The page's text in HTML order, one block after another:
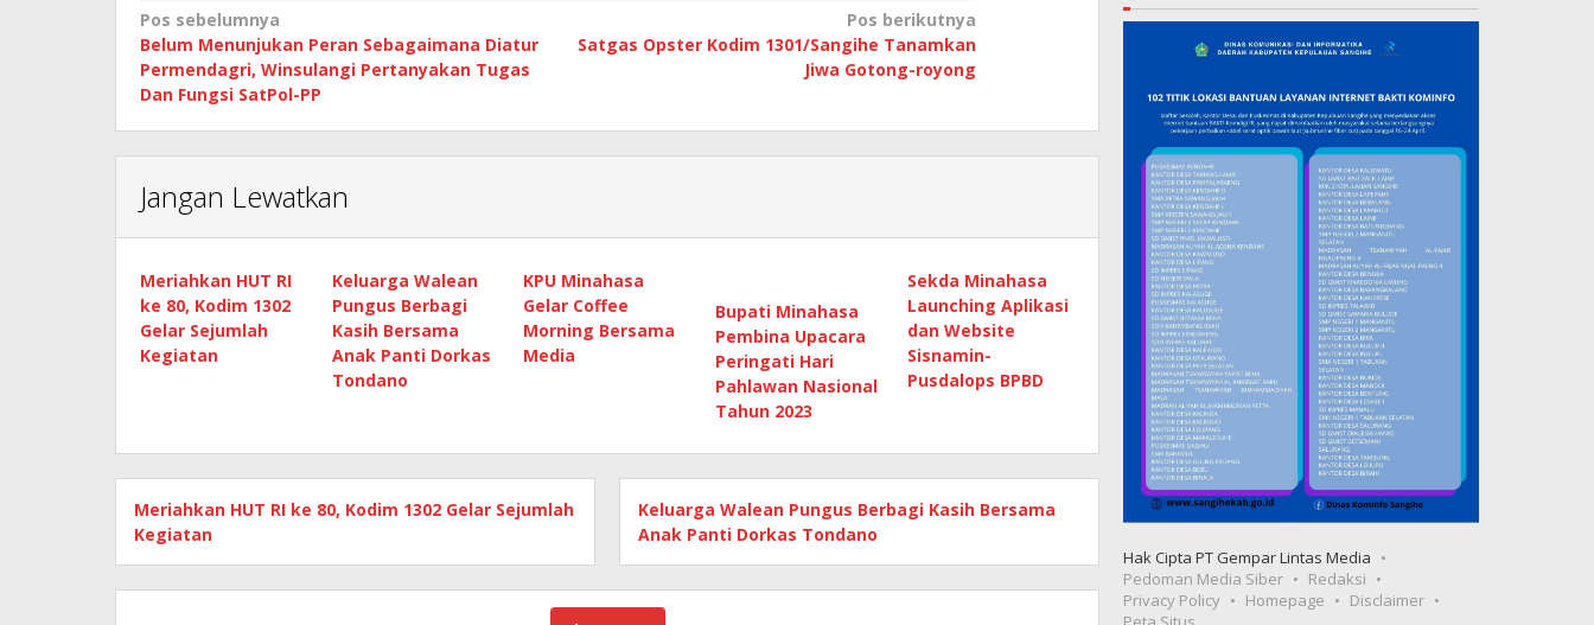
Navigasi
pos
Pos sebelumnya
Belum Menunjukan Peran Sebagaimana Diatur
Permendagri, Winsulangi Pertanyakan Tugas
Dan Fungsi SatPol-PP
Pos berikutnya
Satgas Opster Kodim 1301/Sangihe Tanamkan
Jiwa Gotong-royong
Jangan Lewatkan
Meriahkan HUT RI
ke 80, Kodim 1302
Gelar Sejumlah
Kegiatan
Keluarga Walean
Pungus Berbagi
Kasih Bersama
Anak Panti Dorkas
Tondano
KPU Minahasa
Gelar Coffee
Morning Bersama
Media
Bupati Minahasa
Pembina Upacara
Peringati Hari
Pahlawan Nasional
Tahun 2023
Sekda Minahasa
Launching Aplikasi
dan Website
Sisnamin-
Pusdalops BPBD
Meriahkan HUT RI ke 80, Kodim 1302 Gelar Sejumlah
Kegiatan
Keluarga Walean Pungus Berbagi Kasih Bersama
Anak Panti Dorkas Tondano
Hak Cipta PT Gempar Lintas Media
Pedoman Media Siber
Redaksi
Privacy Policy
Homepage
Disclaimer